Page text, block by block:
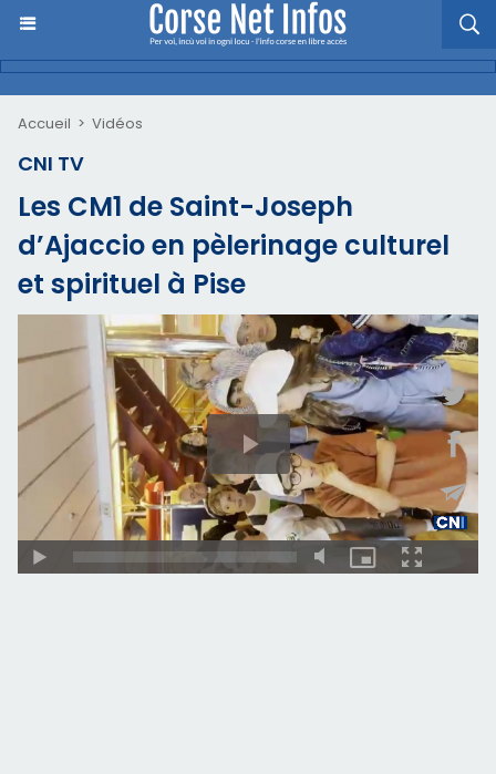
Accueil > Vidéos
CNI TV
Les CM1 de Saint-Joseph
d’Ajaccio en pèlerinage culturel
et spirituel à Pise